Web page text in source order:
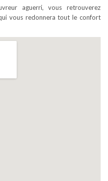
aguerri, vous retrouverez
vous redonnera tout le confort